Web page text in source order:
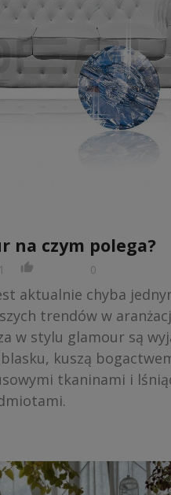
na czym polega?
thumb_up_alt 0
aktualnie chyba
trendów w
w stylu glamour są
blasku, kuszą
tkaninami i